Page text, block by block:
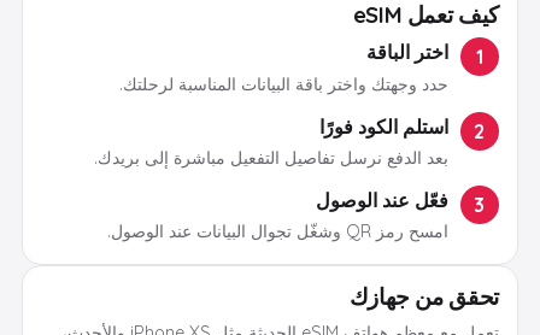
كيف تعمل eSIM
1 اختر الباقة
حدد وجهتك واختر باقة البيانات المناسبة لرحلتك.
2 استلم الكود فورًا
بعد الدفع نرسل تفاصيل التفعيل مباشرة إلى بريدك.
3 فعّل عند الوصول
امسح رمز QR وشغّل تجوال البيانات عند الوصول.
تحقق من جهازك